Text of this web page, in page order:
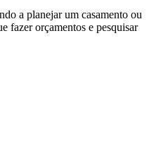
a planejar um casamento ou
fazer orçamentos e pesquisar